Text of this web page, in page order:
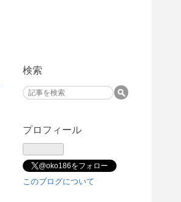
検索
プロフィール
@oko186をフォロー
このブログについて